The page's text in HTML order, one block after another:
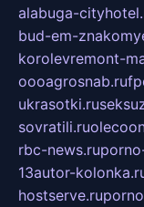
alabuga-
bud-em-
korolevremont-
oooagrosnab.ru
ukrasotki.ru
sovratili.ru
rbc-news.ru
13autor-
hostserve.ru